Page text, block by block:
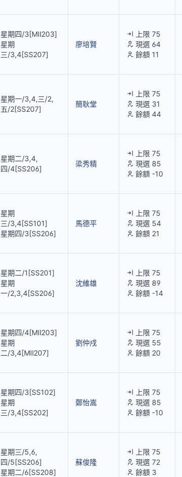
星期四/3[MⅡ203]
星期
三/3,4[SS207]
廖培賢
上限 75
現選 64
餘額 11
星期一/3,4,三/2,
五/2[SS207]
簡耿堂
上限 75
現選 31
餘額 44
星期二/3,4,
四/4[SS206]
梁秀精
上限 75
現選 85
餘額 -10
星期
三/3,4[SS101]
星期四/3[SS206]
馬德平
上限 75
現選 54
餘額 21
星期二/1[SS201]
星期
一/2,3,4[SS206]
沈維雄
上限 75
現選 89
餘額 -14
星期四/4[MⅡ203]
星期
二/3,4[MⅡ207]
劉仲戌
上限 75
現選 55
餘額 20
星期四/3[SS102]
星期
三/3,4[SS202]
鄭怡嵩
上限 75
現選 85
餘額 -10
星期三/5,6,
四/5[SS206]
星期二/6[SS208]
蘇俊隆
上限 75
現選 72
餘額 3